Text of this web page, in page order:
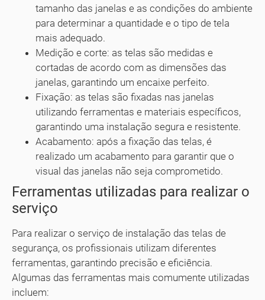
tamanho das janelas e as condições do ambiente
para determinar a quantidade e o tipo de tela
mais adequado.
Medição e corte: as telas são medidas e
cortadas de acordo com as dimensões das
janelas, garantindo um encaixe perfeito.
Fixação: as telas são fixadas nas janelas
utilizando ferramentas e materiais específicos,
garantindo uma instalação segura e resistente.
Acabamento: após a fixação das telas, é
realizado um acabamento para garantir que o
visual das janelas não seja comprometido.
Ferramentas utilizadas para realizar o
serviço
Para realizar o serviço de instalação das telas de
segurança, os profissionais utilizam diferentes
ferramentas, garantindo precisão e eficiência.
Algumas das ferramentas mais comumente utilizadas
incluem: